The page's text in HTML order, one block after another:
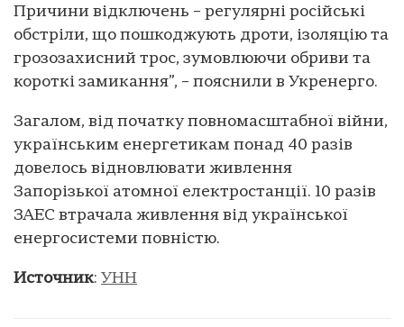
Причини відключень – регулярні російські
обстріли, що пошкоджують дроти, ізоляцію та
грозозахисний трос, зумовлюючи обриви та
короткі замикання”, – пояснили в Укренерго.
Загалом, від початку повномасштабної війни,
українським енергетикам понад 40 разів
довелось відновлювати живлення
Запорізької атомної електростанції. 10 разів
ЗАЕС втрачала живлення від української
енергосистеми повністю.
Источник: УНН